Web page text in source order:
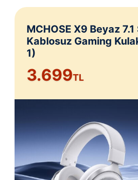
MCHOSE X9 Beyaz
Kablosuz Gaming
1)
3.699TL